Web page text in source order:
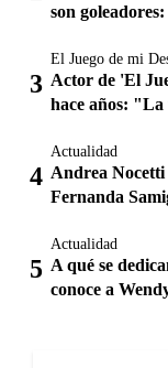
son
El Juego de mi
Actor de 'El
hace años:
Actualidad
Andrea Nocetti
Fernanda
Actualidad
A qué se
conoce a